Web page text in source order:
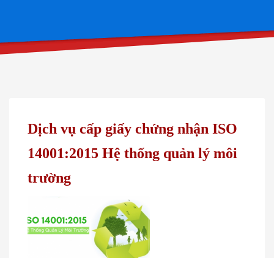
Dịch vụ cấp giấy chứng nhận ISO
14001:2015 Hệ thống quản lý môi
trường